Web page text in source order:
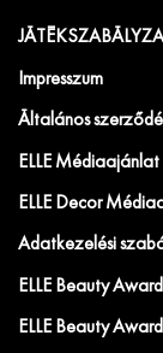
Impresszum
Általános
ELLE
ELLE Decor
Adatkezelési
ELLE Beauty
ELLE Beauty